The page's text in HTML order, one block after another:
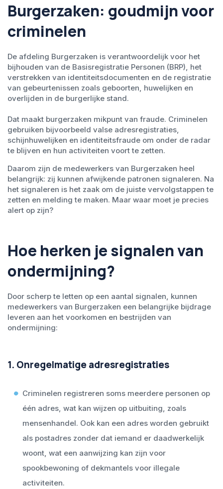
Burgerzaken: goudmijn voor
criminelen
De afdeling Burgerzaken is verantwoordelijk voor het
bijhouden van de Basisregistratie Personen (BRP), het
verstrekken van identiteitsdocumenten en de registratie
van gebeurtenissen zoals geboorten, huwelijken en
overlijden in de burgerlijke stand.
Dat maakt burgerzaken mikpunt van fraude. Criminelen
gebruiken bijvoorbeeld valse adresregistraties,
schijnhuwelijken en identiteitsfraude om onder de radar
te blijven en hun activiteiten voort te zetten.
Daarom zijn de medewerkers van Burgerzaken heel
belangrijk: zij kunnen afwijkende patronen signaleren. Na
het signaleren is het zaak om de juiste vervolgstappen te
zetten en melding te maken. Maar waar moet je precies
alert op zijn?
Hoe herken je signalen van
ondermijning?
Door scherp te letten op een aantal signalen, kunnen
medewerkers van Burgerzaken een belangrijke bijdrage
leveren aan het voorkomen en bestrijden van
ondermijning:
1. Onregelmatige adresregistraties
Criminelen registreren soms meerdere personen op
één adres, wat kan wijzen op uitbuiting, zoals
mensenhandel. Ook kan een adres worden gebruikt
als postadres zonder dat iemand er daadwerkelijk
woont, wat een aanwijzing kan zijn voor
spookbewoning of dekmantels voor illegale
activiteiten.